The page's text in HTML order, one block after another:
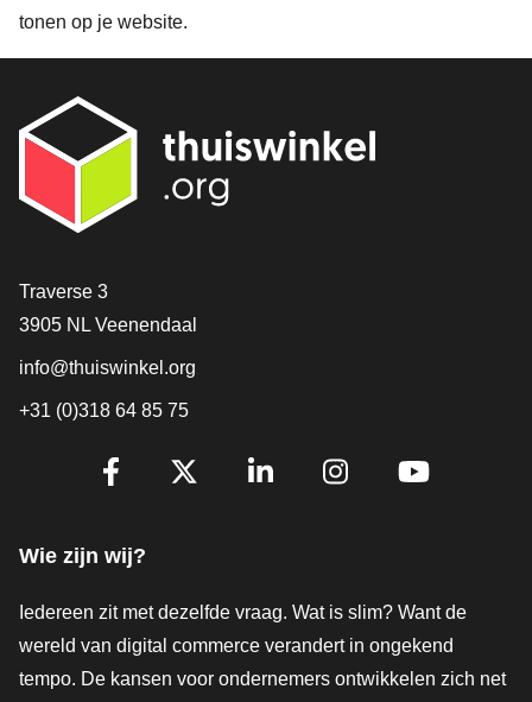
tonen op je website.
Contact
Traverse 3
3905 NL Veenendaal
info@thuiswinkel.org
+31 (0)318 64 85 75
Volg je ons al?
Wie zijn wij?
Iedereen zit met dezelfde vraag. Wat is slim? Want de
wereld van digital commerce verandert in ongekend
tempo. De kansen voor ondernemers ontwikkelen zich net